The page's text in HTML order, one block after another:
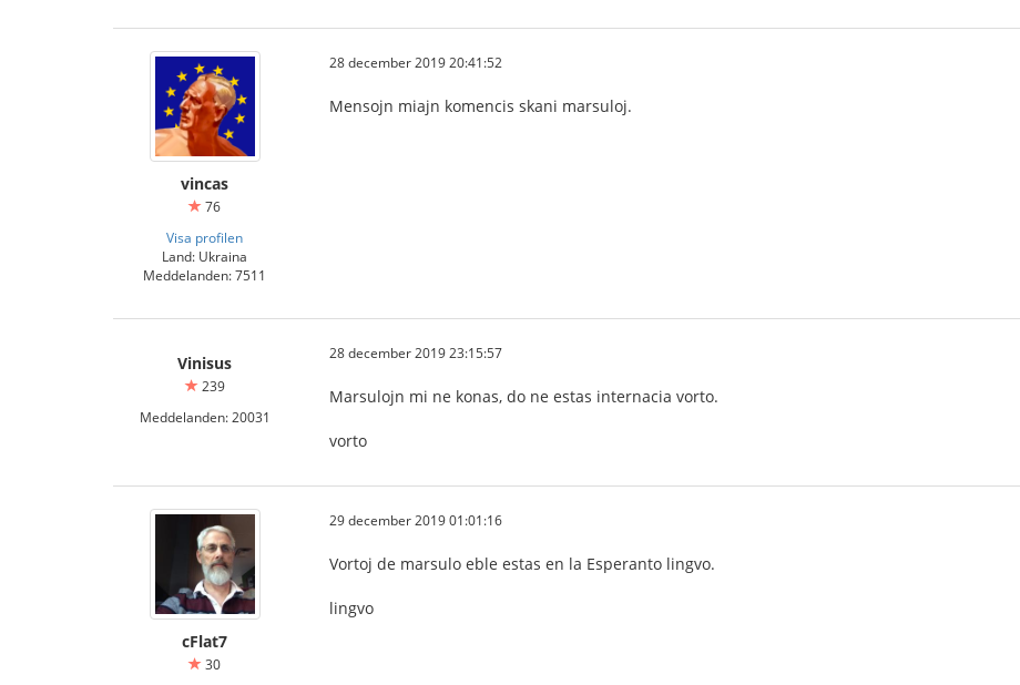
vincas
76
Visa profilen
Land: Ukraina
Meddelanden: 7511
28 december 2019 20:41:52
Mensojn miajn komencis skani marsuloj.
Vinisus
239
Meddelanden: 20031
28 december 2019 23:15:57
Marsulojn mi ne konas, do ne estas internacia vorto.
vorto
cFlat7
30
29 december 2019 01:01:16
Vortoj de marsulo eble estas en la Esperanto lingvo.
lingvo